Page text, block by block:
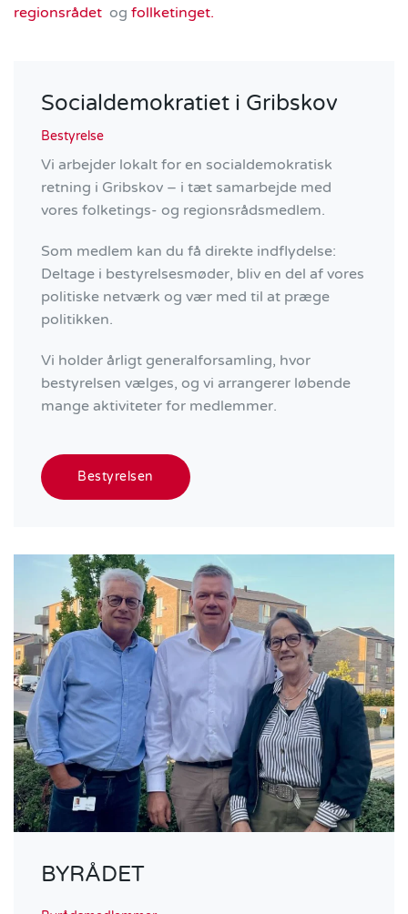
regionsrådet og follketinget.
Socialdemokratiet i Gribskov
Bestyrelse
Vi arbejder lokalt for en socialdemokratisk
retning i Gribskov – i tæt samarbejde med
vores folketings- og regionsrådsmedlem.
Som medlem kan du få direkte indflydelse:
Deltage i bestyrelsesmøder, bliv en del af vores
politiske netværk og vær med til at præge
politikken.
Vi holder årligt generalforsamling, hvor
bestyrelsen vælges, og vi arrangerer løbende
mange aktiviteter for medlemmer.
Bestyrelsen
BYRÅDET